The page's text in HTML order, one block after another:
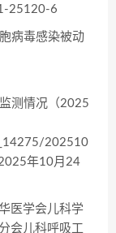
25120-6
病毒感染被动
测情况（2025
202510
年10月24
医学会儿科学
会儿科呼吸工